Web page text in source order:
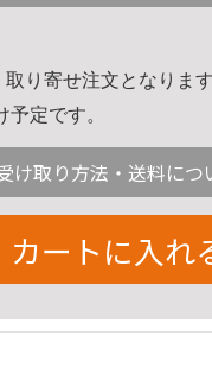
り寄せ注文となります
定です。
け取り方法・送料につ
カートに入れ